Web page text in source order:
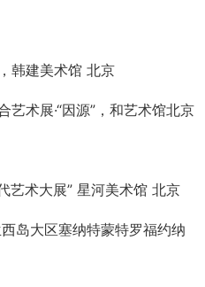
韩建美术馆 北京
艺术展·“因源”，和艺术馆北京
艺术大展” 星河美术馆 北京
岛大区塞纳特蒙特罗福约纳